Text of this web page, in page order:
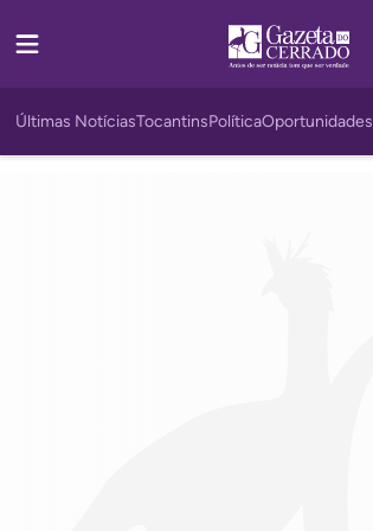
Últimas NotíciasTocantinsPolíticaOportunidades